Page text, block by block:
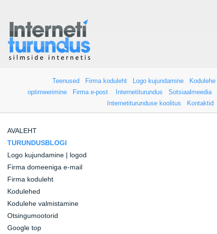
Teenused Firma koduleht Logo kujundamine
Kodulehe
optimeerimine
Firma e-post Internetiturundus
Sotsiaalmeedia
Internetiturunduse koolitus
Kontaktid
AVALEHT
TURUNDUSBLOGI
Logo kujundamine | logod
Firma domeeniga e-mail
Firma koduleht
Kodulehed
Kodulehe valmistamine
Otsingumootorid
Google top